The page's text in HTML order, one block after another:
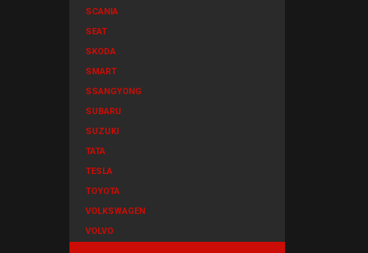
SCANIA
SEAT
SKODA
SMART
SSANGYONG
SUBARU
SUZUKI
TATA
TESLA
TOYOTA
VOLKSWAGEN
VOLVO